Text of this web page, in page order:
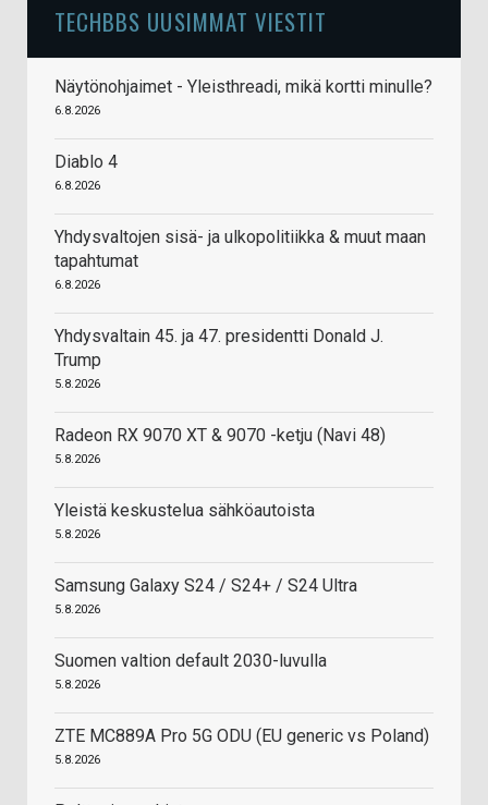
TECHBBS UUSIMMAT VIESTIT
Näytönohjaimet - Yleisthreadi, mikä kortti minulle?
6.8.2026
Diablo 4
6.8.2026
Yhdysvaltojen sisä- ja ulkopolitiikka & muut maan
tapahtumat
6.8.2026
Yhdysvaltain 45. ja 47. presidentti Donald J.
Trump
5.8.2026
Radeon RX 9070 XT & 9070 -ketju (Navi 48)
5.8.2026
Yleistä keskustelua sähköautoista
5.8.2026
Samsung Galaxy S24 / S24+ / S24 Ultra
5.8.2026
Suomen valtion default 2030-luvulla
5.8.2026
ZTE MC889A Pro 5G ODU (EU generic vs Poland)
5.8.2026